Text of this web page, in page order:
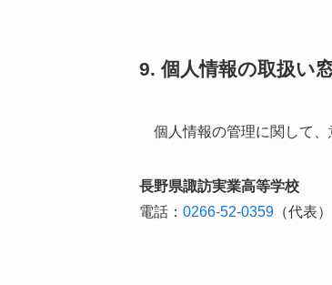
9. 個人情報の取扱い
個人情報の管理に関して、
長野県諏訪実業高等学校
電話： 0266-52-0359 （代表